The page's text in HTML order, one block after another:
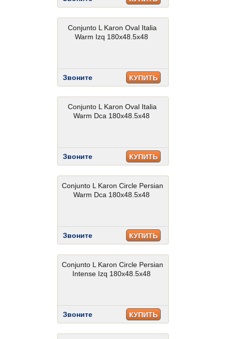
Conjunto L Karon Oval Italia
Warm Izq 180x48.5x48
Звоните КУПИТЬ
Conjunto L Karon Oval Italia
Warm Dca 180x48.5x48
Звоните КУПИТЬ
Conjunto L Karon Circle Persian
Warm Dca 180x48.5x48
Звоните КУПИТЬ
Conjunto L Karon Circle Persian
Intense Izq 180x48.5x48
Звоните КУПИТЬ